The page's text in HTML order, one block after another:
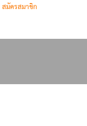
สมัครสมาชิก